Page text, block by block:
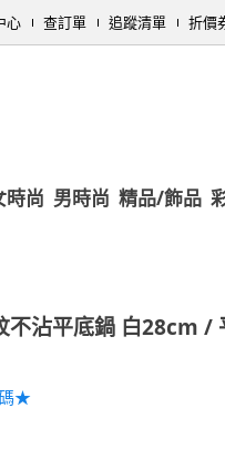
心 查訂單 追蹤清單 折價
時尚 男時尚 精品/飾品
不沾平底鍋 白28cm /
★